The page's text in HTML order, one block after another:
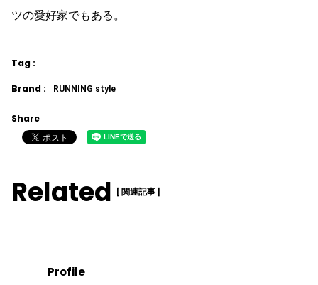
ツの愛好家でもある。
Tag :
Brand : RUNNING style
Share
Related [ 関連記事 ]
Profile